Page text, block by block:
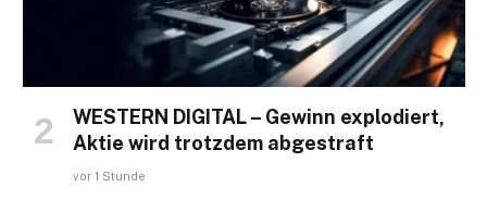
WESTERN DIGITAL – Gewinn explodiert,
Aktie wird trotzdem abgestraft
vor 1 Stunde